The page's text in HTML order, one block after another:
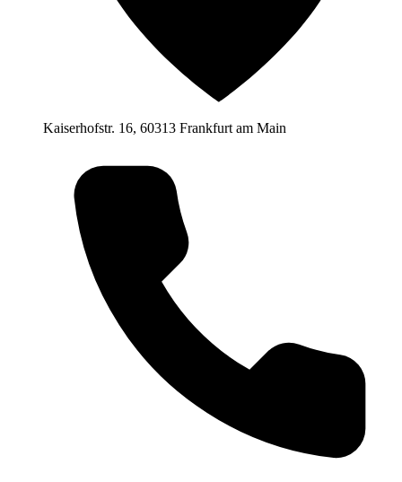
Kaiserhofstr. 16, 60313 Frankfurt am Main